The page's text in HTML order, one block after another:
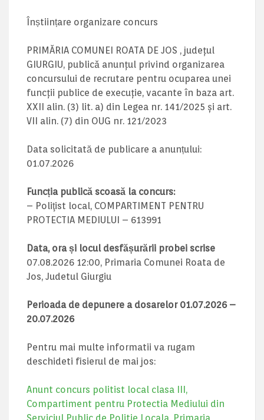
Înștiințare organizare concurs
PRIMĂRIA COMUNEI ROATA DE JOS , județul
GIURGIU, publică anunțul privind organizarea
concursului de recrutare pentru ocuparea unei
funcții publice de execuție, vacante în baza art.
XXII alin. (3) lit. a) din Legea nr. 141/2025 și art.
VII alin. (7) din OUG nr. 121/2023
Data solicitată de publicare a anunțului:
01.07.2026
Funcția publică scoasă la concurs:
– Poliţist local, COMPARTIMENT PENTRU
PROTECTIA MEDIULUI – 613991
Data, ora și locul desfășurării probei scrise
07.08.2026 12:00, Primaria Comunei Roata de
Jos, Judetul Giurgiu
Perioada de depunere a dosarelor 01.07.2026 –
20.07.2026
Pentru mai multe informatii va rugam
deschideti fisierul de mai jos:
Anunt concurs politist local clasa III,
Compartiment pentru Protectia Mediului din